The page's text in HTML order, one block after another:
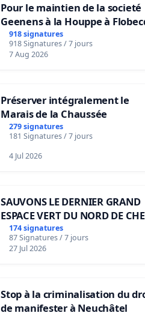
Pour le maintien de la societé
Geenens à la Houppe à
918 signatures
918 Signatures / 7 jours
7 Aug 2026
Préserver intégralement le
Marais de la Chaussée
279 signatures
181 Signatures / 7 jours
4 Jul 2026
SAUVONS LE DERNIER GRAND
ESPACE VERT DU NORD DE
BOUGERIES
174 signatures
87 Signatures / 7 jours
27 Jul 2026
Stop à la criminalisation du
de manifester à Neuchâtel